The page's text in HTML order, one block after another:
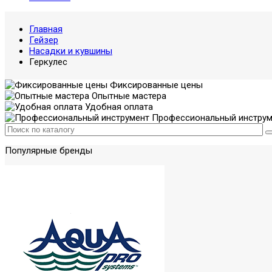
Главная
Гейзер
Насадки и кувшины
Геркулес
Фиксированные цены
Опытные мастера
Удобная оплата
Профессиональный
Популярные бренды